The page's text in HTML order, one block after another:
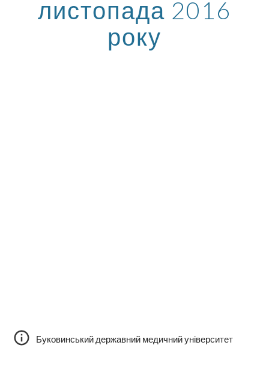
листопада 2016
року
Буковинський державний медичний університет